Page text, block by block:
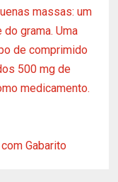
massas: um
grama. Uma
de comprimido
500 mg de
medicamento.
Gabarito